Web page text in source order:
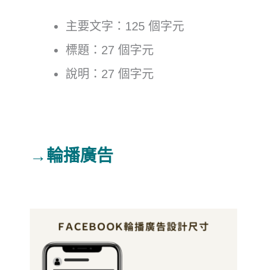
主要文字：125 個字元
標題：27 個字元
說明：27 個字元
→輪播廣告